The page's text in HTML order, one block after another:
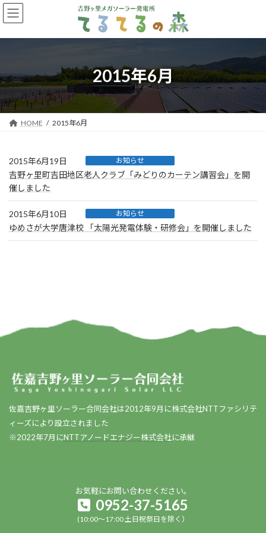
コ
ン
ン
ス
キ
ッ
プ
ナ
ビ
ー
ン
に
移
動
2015年6月
HOME 2015年6月
2015年6月19日 お知らせ
吉野ヶ里町吉田地区老人クラブ「みどりのカーテン講習会」を開
催しました
2015年6月10日 お知らせ
ゆめさが大学唐津校 「太陽光発電体験・研修会」を開催しました
佐嘉吉野ヶ里ソーラー合同会社は2012年9月に株式会社NTTファシリテ
ィーズにより設立されました
※2022年7月にNTTアノードエナジー株式会社に承継
お気軽にお問い合わせください。
0952-37-5165
(10:00～17:00 土日祝祭日を除く）